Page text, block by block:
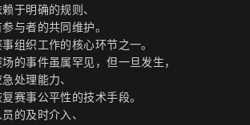
于明确的规则、
与者的共同维护。
组织工作的核心环节之一。
的事件虽属罕见，但一旦发生，
处理能力、
赛事公平性的技术手段。
的及时介入、